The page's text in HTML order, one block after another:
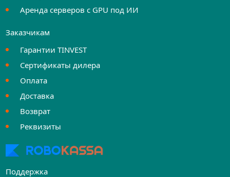
Аренда серверов с GPU под ИИ
Заказчикам
Гарантии TINVEST
Сертификаты дилера
Оплата
Доставка
Возврат
Реквизиты
Поддержка